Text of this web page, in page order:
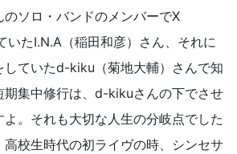
ソロ・バンドのメンバーでX
いたI.N.A（稲田和彦）さん、それに
していたd-kiku（菊地大輔）さんで知
期集中修行は、d-kikuさんの下でさせ
。それも大切な人生の分岐点でした
校生時代の初ライヴの時、シンセサ